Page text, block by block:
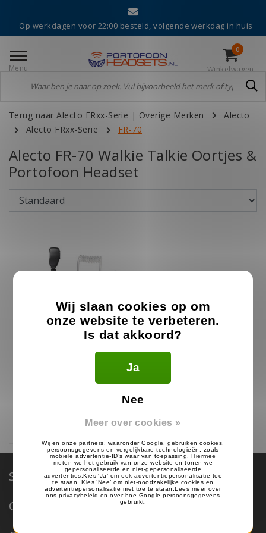
Op werkdagen voor 22:00 besteld, volgende werkdag in huis
Menu
0
Winkelwagen
Terug naar Alecto FRxx-Serie | Overige Merken
Alecto
Alecto FRxx-Serie
FR-70
Alecto FR-70 Walkie Talkie Oortjes &
Portofoon Headset
Op voorraad
Service & Support
Categorieën
Wij slaan cookies op om
onze website te verbeteren.
Is dat akkoord?
Ja
Nee
Meer over cookies »